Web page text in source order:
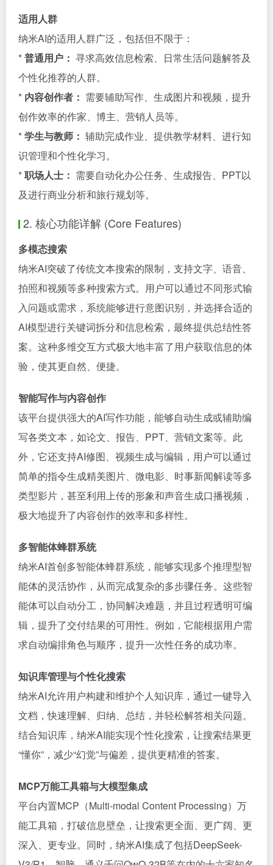
适用人群
纳米AI的适用人群广泛，包括但不限于：
*普通用户： 寻求高效信息检索、日常生活问题解答及
个性化推荐的人群。
* 内容创作者： 需要辅助写作、生成图片和视频，提升
创作效率的作家、博主、营销人员等。
*学生与教师： 辅助完成作业、提供教学材料、进行知
识管理和个性化学习。
*职场人士： 需要自动化办公任务、生成报告、PPT以
及进行商业分析和旅行规划等。
2. 核心功能详解 (Core Features)
多模态搜索
纳米AI突破了传统文本搜索的限制，支持文字、语音、
拍照和视频等多种搜索方式。用户可以通过不同形式输
入问题或需求，系统能够进行意图识别，并选择合适的
AI模型进行关键词拆分和信息检索，最终提供总结性答
案。这种多维交互方式极大地丰富了用户获取信息的体
验，使其更自然、便捷。
智能写作与内容创作
该平台提供强大的AI写作功能，能够自动生成或辅助编
写各类文本，如论文、报告、PPT、营销文案等。此
外，它还支持AI修图、视频生成与编辑，用户可以通过
简单的指令生成精美图片、微电影、时事新闻解读等多
类型影片，甚至利用上传的形象和声音生成口播视频，
极大地提升了内容创作的效率和多样性。
多智能体蜂群系统
纳米AI首创多智能体蜂群系统，能够实现多个推理型智
能体的灵活协作，从而完成复杂的多步骤任务。这些智
能体可以自动分工，协同解决难题，并且过程透明可编
辑，提升了交付结果的可用性。例如，它能根据用户需
求自动编排角色与顺序，提升一次性任务的成功率。
知识库管理与个性化搜索
纳米AI允许用户构建和维护个人知识库，通过一键导入
文档，快速理解、归纳、总结，并轻松解答相关问题。
结合知识库，纳米AI能实现个性化搜索，让搜索结果更
“懂你”，减少“幻觉”与偏差，提供更精准的答案。
MCP万能工具箱与大模型集成
平台内置MCP（Multi-modal Content Processing）万
能工具箱，打破信息壁垒，让搜索更全面、更广阔、更
深入、更专业。同时，纳米AI集成了包括DeepSeek-